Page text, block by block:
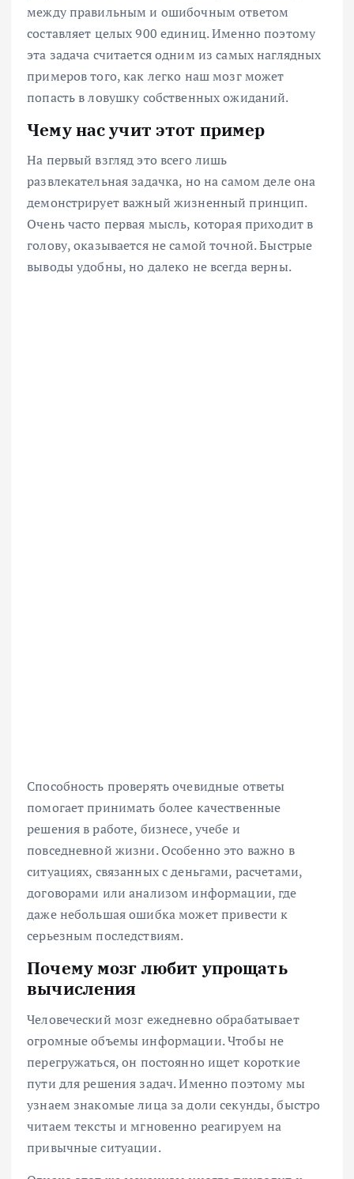
между правильным и ошибочным ответом
составляет целых 900 единиц. Именно поэтому
эта задача считается одним из самых наглядных
примеров того, как легко наш мозг может
попасть в ловушку собственных ожиданий.
Чему нас учит этот пример
На первый взгляд это всего лишь
развлекательная задачка, но на самом деле она
демонстрирует важный жизненный принцип.
Очень часто первая мысль, которая приходит в
голову, оказывается не самой точной. Быстрые
выводы удобны, но далеко не всегда верны.
Способность проверять очевидные ответы
помогает принимать более качественные
решения в работе, бизнесе, учебе и
повседневной жизни. Особенно это важно в
ситуациях, связанных с деньгами, расчетами,
договорами или анализом информации, где
даже небольшая ошибка может привести к
серьезным последствиям.
Почему мозг любит упрощать
вычисления
Человеческий мозг ежедневно обрабатывает
огромные объемы информации. Чтобы не
перегружаться, он постоянно ищет короткие
пути для решения задач. Именно поэтому мы
узнаем знакомые лица за доли секунды, быстро
читаем тексты и мгновенно реагируем на
привычные ситуации.